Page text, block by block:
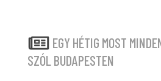
EGY HÉTIG MOST
SZÓL BUDAPESTEN